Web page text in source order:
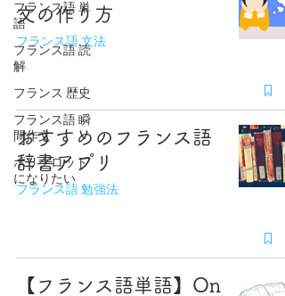
フランス語 単
語
フランス語 読
解
フランス 歴史
フランス語 瞬
間作文
ポリグロット
になりたい
文の作り方
フランス語 文法
おすすめのフランス語
辞書アプリ
フランス語 勉強法
【フランス語単語】On